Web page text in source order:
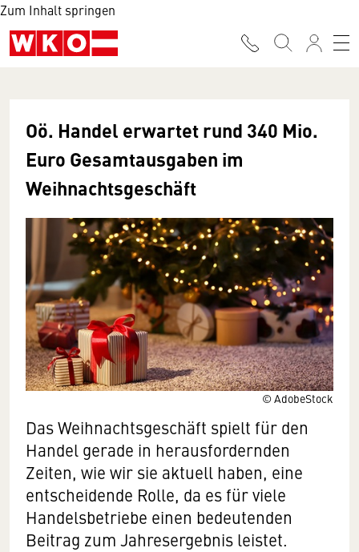
Zum Inhalt springen
© AdobeStock
Oö. Handel erwartet rund 340 Mio.
Euro Gesamtausgaben im
Weihnachtsgeschäft
Das Weihnachtsgeschäft spielt für den
Handel gerade in herausfordernden
Zeiten, wie wir sie aktuell haben, eine
entscheidende Rolle, da es für viele
Handelsbetriebe einen bedeutenden
Beitrag zum Jahresergebnis leistet.